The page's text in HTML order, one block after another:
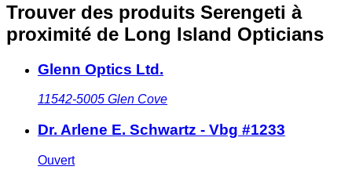
Trouver des produits Serengeti à
proximité de Long Island Opticians
Glenn Optics Ltd.
11542-5005 Glen Cove
Dr. Arlene E. Schwartz - Vbg #1233
Ouvert